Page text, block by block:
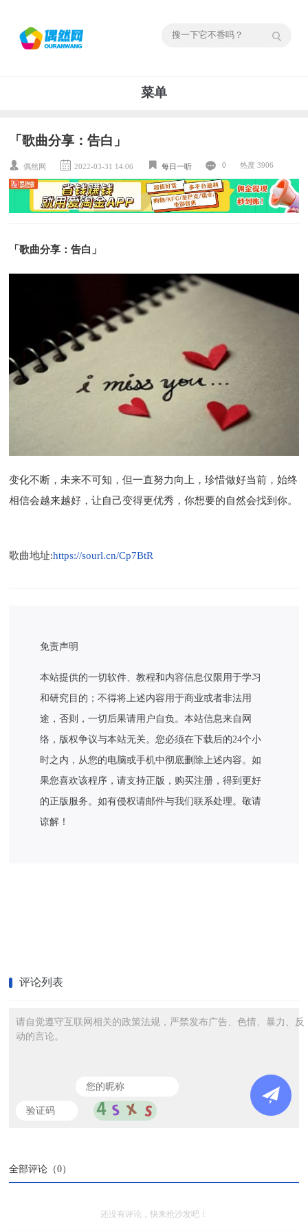
菜单
「歌曲分享：告白」
偶然网 2022-03-31 14:06 每日一听 0 热度 3906
「歌曲分享：告白」
变化不断，未来不可知，但一直努力向上，珍惜做好当前，始终
相信会越来越好，让自己变得更优秀，你想要的自然会找到你。
歌曲地址:https://sourl.cn/Cp7BtR
免责声明
本站提供的一切软件、教程和内容信息仅限用于学习
和研究目的；不得将上述内容用于商业或者非法用
途，否则，一切后果请用户自负。本站信息来自网
络，版权争议与本站无关。您必须在下载后的24个小
时之内，从您的电脑或手机中彻底删除上述内容。如
果您喜欢该程序，请支持正版，购买注册，得到更好
的正版服务。如有侵权请邮件与我们联系处理。敬请
谅解！
评论列表
请自觉遵守互联网相关的政策法规，严禁发布广告、色情、暴力、反
动的言论。
全部评论（0）
还没有评论，快来抢沙发吧！